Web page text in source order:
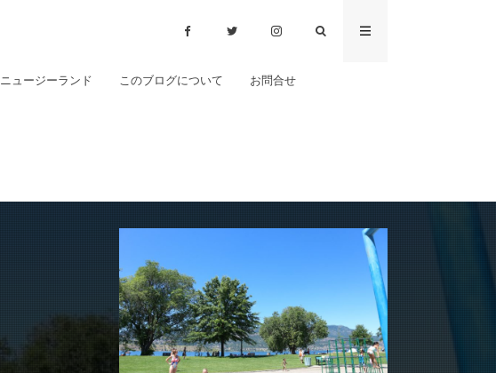
ニュージーランド このブログについて お問合せ